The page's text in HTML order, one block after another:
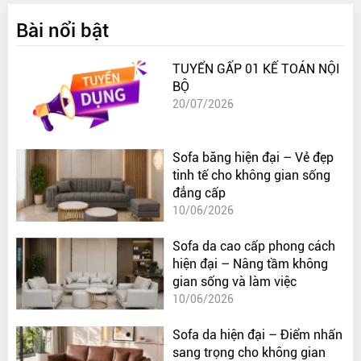
Bài nổi bật
TUYỂN GẤP 01 KẾ TOÁN NỘI
BỘ
20/07/2026
Sofa băng hiện đại – Vẻ đẹp
tinh tế cho không gian sống
đẳng cấp
10/06/2026
Sofa da cao cấp phong cách
hiện đại – Nâng tầm không
gian sống và làm việc
10/06/2026
Sofa da hiện đại – Điểm nhấn
sang trọng cho không gian